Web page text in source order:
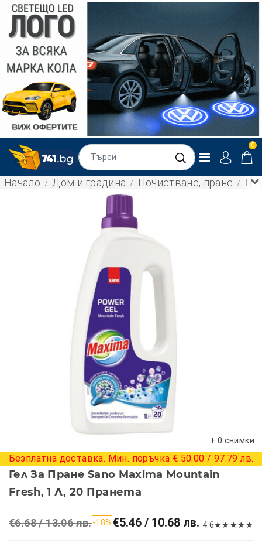
0
Начало Дом и градина Почистване, пране
+ 0 снимки
Безплатна доставка. Мин. поръчка € 50.00 / 97.79 лв.
Гел За Пране Sano Maxima Mountain
Fresh, 1 Л, 20 Пранета
€6.68 / 13.06 лв.-18%€5.46 / 10.68 лв. 4.6★★ ★★ ★